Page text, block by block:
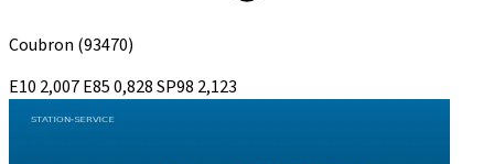
Coubron (93470)
E10 2,007E850,828SP98 2,123